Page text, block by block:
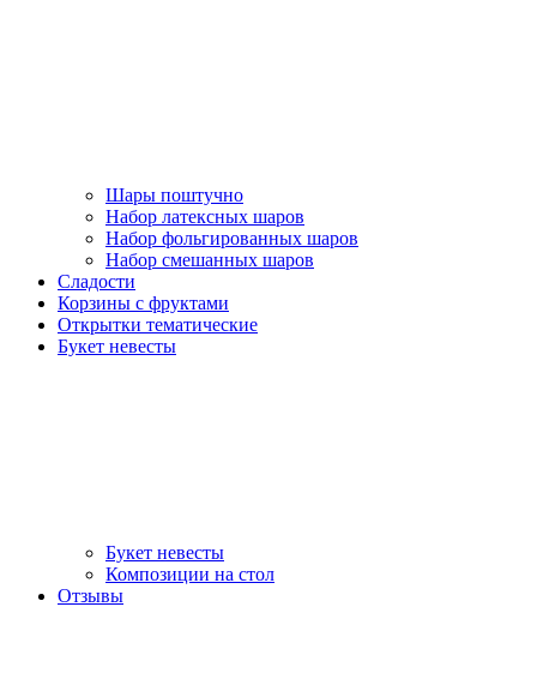
Шары поштучно
Набор латексных шаров
Набор фольгированных шаров
Набор смешанных шаров
Сладости
Корзины с фруктами
Открытки тематические
Букет невесты
Букет невесты
Композиции на стол
Отзывы